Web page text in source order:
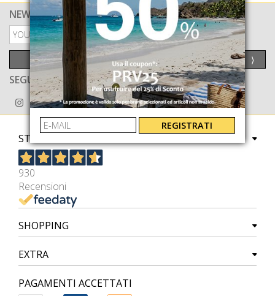
NEWSLETTER
PRIVACY POLICY
INVIA ⟩
SEGUICI ANCHE SU
STORE
930
Recensioni
SHOPPING
EXTRA
PAGAMENTI ACCETTATI
REGISTRATI